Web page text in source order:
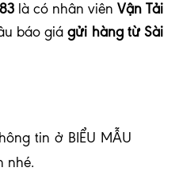
là có nhân viên Vận Tải
báo giágửi hàng từ Sài
tin ở BIỂU MẪU
nhé.